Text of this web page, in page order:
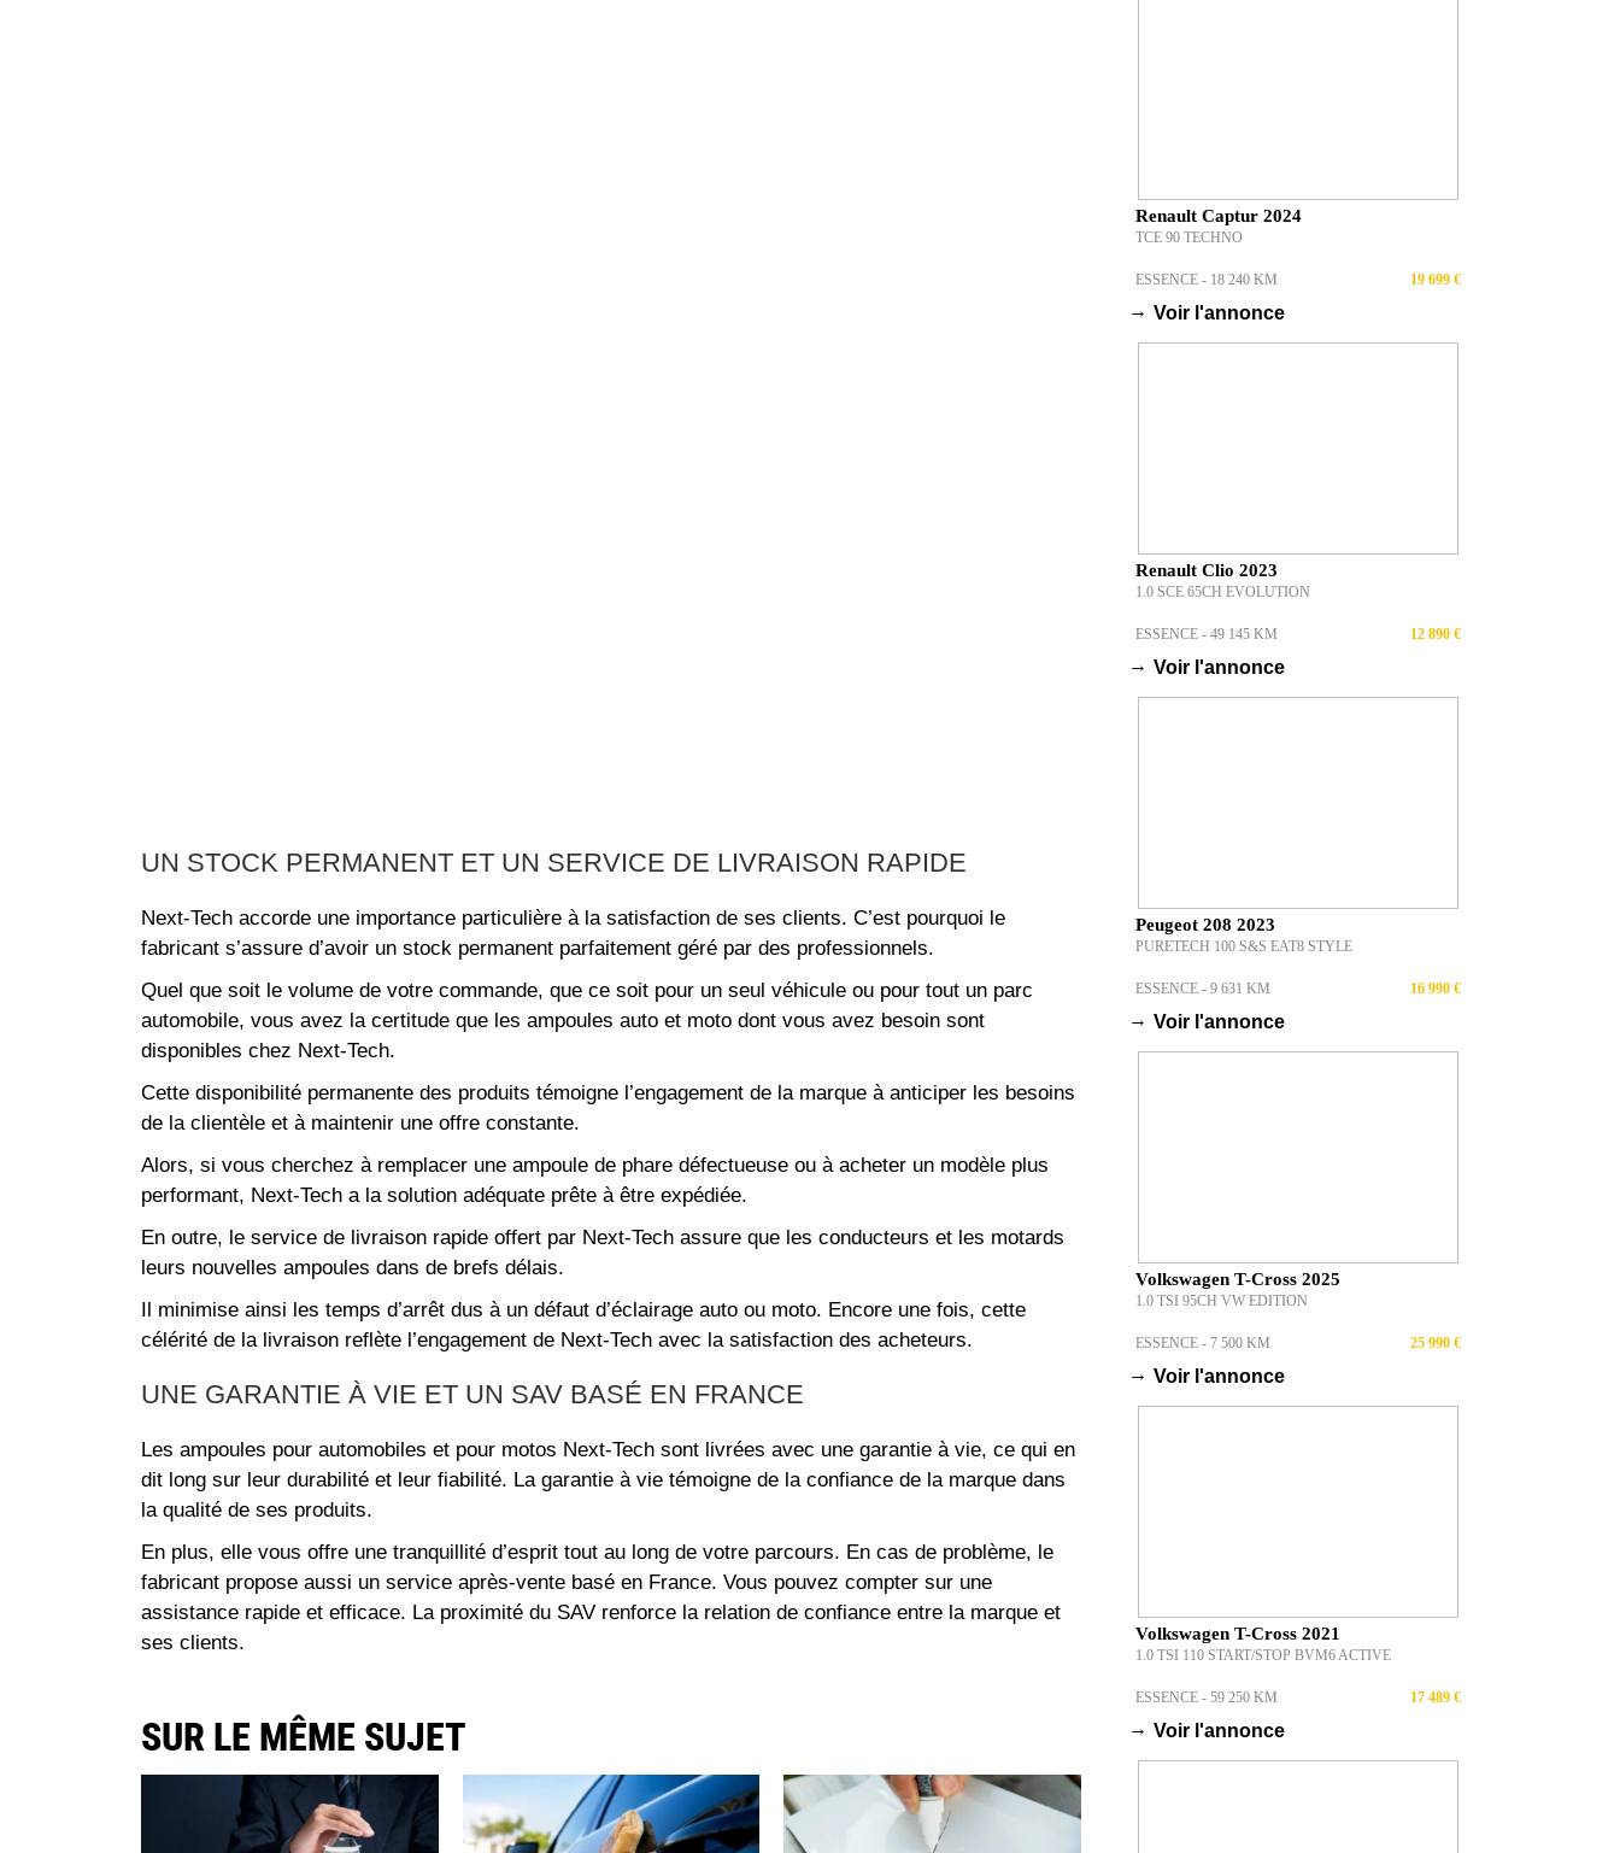
UN STOCK PERMANENT ET UN SERVICE DE LIVRAISON RAPIDE
Next-Tech accorde une importance particulière à la satisfaction de ses clients. C’est pourquoi le
fabricant s’assure d’avoir un stock permanent parfaitement géré par des professionnels.
Quel que soit le volume de votre commande, que ce soit pour un seul véhicule ou pour tout un parc
automobile, vous avez la certitude que les ampoules auto et moto dont vous avez besoin sont
disponibles chez Next-Tech.
Cette disponibilité permanente des produits témoigne l’engagement de la marque à anticiper les besoins
de la clientèle et à maintenir une offre constante.
Alors, si vous cherchez à remplacer une ampoule de phare défectueuse ou à acheter un modèle plus
performant, Next-Tech a la solution adéquate prête à être expédiée.
En outre, le service de livraison rapide offert par Next-Tech assure que les conducteurs et les motards
leurs nouvelles ampoules dans de brefs délais.
Il minimise ainsi les temps d’arrêt dus à un défaut d’éclairage auto ou moto. Encore une fois, cette
célérité de la livraison reflète l’engagement de Next-Tech avec la satisfaction des acheteurs.
UNE GARANTIE À VIE ET UN SAV BASÉ EN FRANCE
Les ampoules pour automobiles et pour motos Next-Tech sont livrées avec une garantie à vie, ce qui en
dit long sur leur durabilité et leur fiabilité. La garantie à vie témoigne de la confiance de la marque dans
la qualité de ses produits.
En plus, elle vous offre une tranquillité d’esprit tout au long de votre parcours. En cas de problème, le
fabricant propose aussi un service après-vente basé en France. Vous pouvez compter sur une
assistance rapide et efficace. La proximité du SAV renforce la relation de confiance entre la marque et
ses clients.
SUR LE MÊME SUJET
Renault Captur 2024
TCE 90 TECHNO
ESSENCE - 18 240 KM 19 699 €
→ Voir l'annonce
Renault Clio 2023
1.0 SCE 65CH EVOLUTION
ESSENCE - 49 145 KM 12 890 €
→ Voir l'annonce
Peugeot 208 2023
PURETECH 100 S&S EAT8 STYLE
ESSENCE - 9 631 KM 16 990 €
→ Voir l'annonce
Volkswagen T-Cross 2025
1.0 TSI 95CH VW EDITION
ESSENCE - 7 500 KM 25 990 €
→ Voir l'annonce
Volkswagen T-Cross 2021
1.0 TSI 110 START/STOP BVM6 ACTIVE
ESSENCE - 59 250 KM 17 489 €
→ Voir l'annonce